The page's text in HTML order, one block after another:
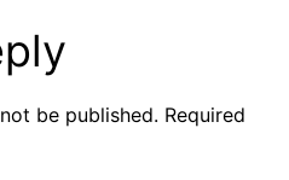
be published. Required